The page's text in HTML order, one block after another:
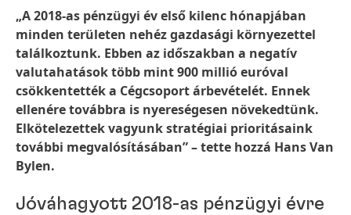
„A 2018-as pénzügyi év első kilenc hónapjában
minden területen nehéz gazdasági környezettel
találkoztunk. Ebben az időszakban a negatív
valutahatások több mint 900 millió euróval
csökkentették a Cégcsoport árbevételét. Ennek
ellenére továbbra is nyereségesen növekedtünk.
Elkötelezettek vagyunk stratégiai prioritásaink
további megvalósításában” – tette hozzá Hans Van
Bylen.
Jóváhagyott 2018-as pénzügyi évre